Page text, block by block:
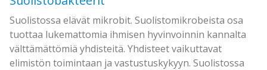
Suolistossa elävät mikrobit. Suolistomikrobeista osa
tuottaa lukemattomia ihmisen hyvinvoinnin kannalta
välttämättömiä yhdisteitä. Yhdisteet vaikuttavat
elimistön toimintaan ja vastustuskykyyn. Suolistossa